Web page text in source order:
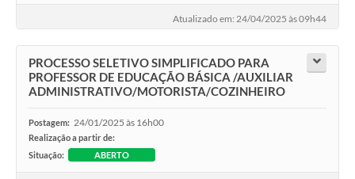
Atualizado em: 24/04/2025 às 09h44
PROCESSO SELETIVO SIMPLIFICADO PARA
PROFESSOR DE EDUCAÇÃO BÁSICA /AUXILIAR
ADMINISTRATIVO/MOTORISTA/COZINHEIRO
Postagem: 24/01/2025 às 16h00
Realização a partir de:
Situação:
ABERTO